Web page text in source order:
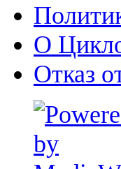
О
Отказ